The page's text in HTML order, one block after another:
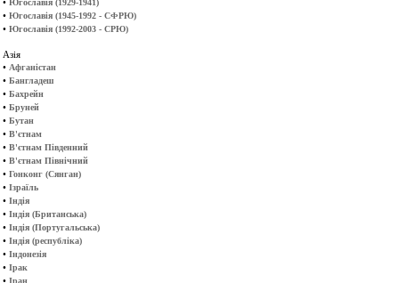
Югославія (1929-1941)
• Югославія (1945-1992 - СФРЮ)
• Югославія (1992-2003 - СРЮ)
Азія
• Афганістан
• Бангладеш
• Бахрейн
• Бруней
• Бутан
• В'єтнам
• В'єтнам Південний
• В'єтнам Північний
• Гонконг (Сянган)
• Ізраїль
• Індія
• Індія (Британська)
• Індія (Португальська)
• Індія (республіка)
• Індонезія
• Ірак
• Іран